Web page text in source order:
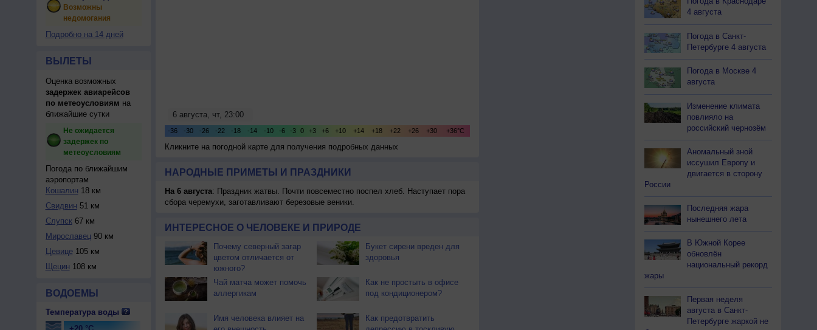
Возможны
недомогания
Подробно на 14 дней
ВЫЛЕТЫ
Оценка возможных
задержек авиарейсов
по метеоусловиям на
ближайшие сутки
Не ожидается
задержек по
метеоусловиям
Погода по ближайшим
аэропортам
Кошалин 18 км
Свидвин 51 км
Слупск67 км
Мирославец90 км
Цевице105 км
Щецин 108 км
ВОДОЕМЫ
Температура воды
Кликните на погодной карте для получения подробных данных
НАРОДНЫЕ ПРИМЕТЫ И ПРАЗДНИКИ
На 6 августа: Праздник жатвы. Почти повсеместно поспел хлеб. Наступает пора
сбора черемухи, заготавливают березовые веники.
ИНТЕРЕСНОЕ О ЧЕЛОВЕКЕ И ПРИРОДЕ
Почему северный загар
цветом отличается от
южного?
Букет сирени вреден для
здоровья
Чай матча может помочь
аллергикам
Как не простыть в офисе
под кондиционером?
Имя человека влияет на
Как предотвратить
4 августа
Погода в Санкт-
Петербурге 4 августа
Погода в Москве 4
августа
Изменение климата
повлияло на
российский чернозём
Аномальный зной
иссушил Европу и
двигается в сторону
России
Последняя жара
нынешнего лета
В Южной Корее
обновлён
национальный рекорд
жары
Первая неделя
августа в Санкт-
Петербурге жаркой не